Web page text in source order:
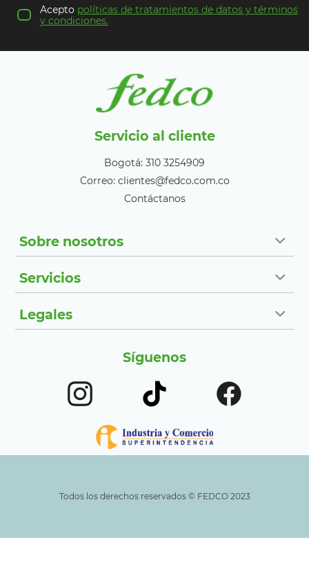
Acepto políticas de tratamientos de datos y términos
y condiciones.
Servicio al cliente
Bogotá: 310 3254909
Correo: clientes@fedco.com.co
Contáctanos
Sobre nosotros
Servicios
Legales
Síguenos
Todos los derechos reservados ©️ FEDCO 2023